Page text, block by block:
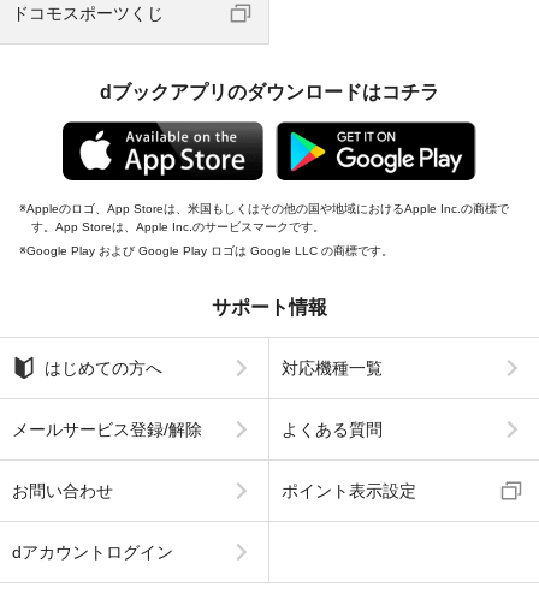
ドコモスポーツくじ
dブックアプリのダウンロードはコチラ
Appleのロゴ、App Storeは、米国もしくはその他の国や地域におけるApple Inc.の商標で
す。App Storeは、Apple Inc.のサービスマークです。
Google Play および Google Play ロゴは Google LLC の商標です。
サポート情報
はじめての方へ 対応機種一覧
メールサービス登録/解除 よくある質問
お問い合わせ ポイント表示設定
dアカウントログイン